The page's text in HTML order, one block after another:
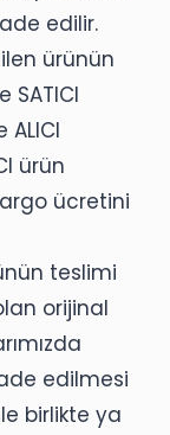
edilir.
ürünün
ürün
ücretini
teslimi
orijinal
edilmesi
birlikte ya